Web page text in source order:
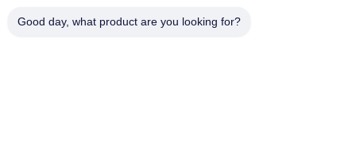
Good day, what product are you looking for?